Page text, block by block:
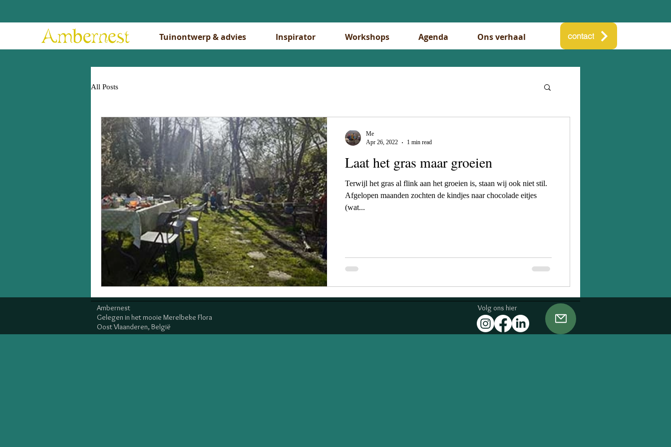
Tuinontwerp & advies Inspirator Workshops Agenda Ons verhaal contact
All Posts
Laat het gras maar groeien
Terwijl het gras al flink aan het groeien is, staan wij ook niet stil.
Afgelopen maanden zochten de kindjes naar chocolade eitjes
(wat...
Me
Apr 26, 2022
1 min read
Ambernest
Gelegen in het mooie Merelbeke Flora
Oost Vlaanderen, België
Volg ons hier